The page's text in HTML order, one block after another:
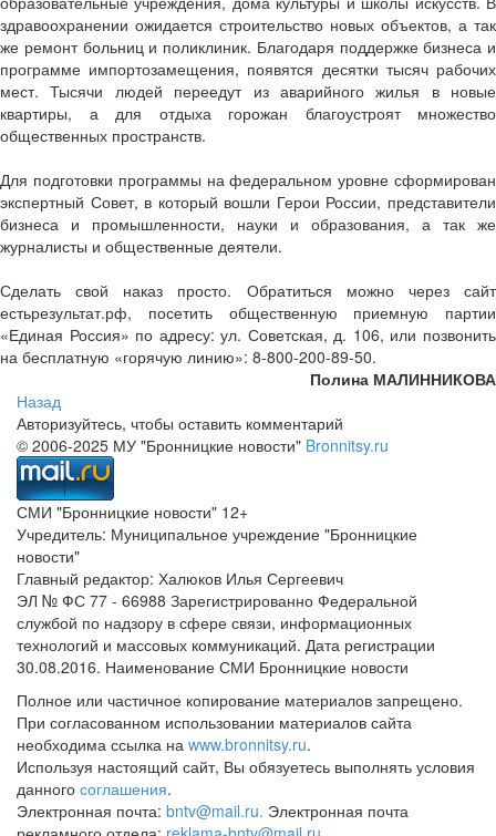
здравоохранении ожидается строительство новых объектов, а так
же ремонт больниц и поликлиник. Благодаря поддержке бизнеса и
программе импортозамещения, появятся десятки тысяч рабочих
мест. Тысячи людей переедут из аварийного жилья в новые
квартиры, а для отдыха горожан благоустроят множество
общественных пространств.
Для подготовки программы на федеральном уровне сформирован
экспертный Совет, в который вошли Герои России, представители
бизнеса и промышленности, науки и образования, а так же
журналисты и общественные деятели.
Сделать свой наказ просто. Обратиться можно через сайт
естьрезультат.рф, посетить общественную приемную партии
«Единая Россия» по адресу: ул. Советская, д. 106, или позвонить
на бесплатную «горячую линию»: 8-800-200-89-50.
Полина МАЛИННИКОВА
Назад
Авторизуйтесь, чтобы оставить комментарий
© 2006-2025 МУ "Бронницкие новости" Bronnitsy.ru
СМИ "Бронницкие новости" 12+
Учредитель: Муниципальное учреждение "Бронницкие
новости"
Главный редактор: Халюков Илья Сергеевич
ЭЛ № ФС 77 - 66988 Зарегистрированно Федеральной
службой по надзору в сфере связи, информационных
технологий и массовых коммуникаций. Дата регистрации
30.08.2016. Наименование СМИ Бронницкие новости
Полное или частичное копирование материалов запрещено.
При согласованном использовании материалов сайта
необходима ссылка на www.bronnitsy.ru.
Используя настоящий сайт, Вы обязуетесь выполнять условия
данного соглашения.
Электронная почта: bntv@mail.ru. Электронная почта